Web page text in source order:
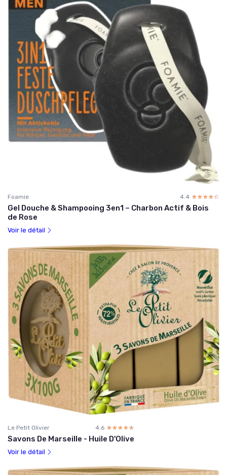
Foamie 4.4 ☆☆☆☆☆
★★★★★
Gel Douche & Shampooing 3en1 – Charbon Actif & Bois
de Rose
Voir le détail
Le Petit Olivier 4.6 ☆☆☆☆☆
★★★★★
Savons De Marseille - Huile D'Olive
Voir le détail